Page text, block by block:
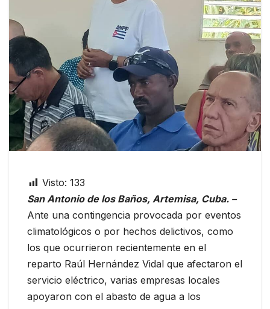
Visto: 133
San Antonio de los Baños, Artemisa, Cuba. –
Ante una contingencia provocada por eventos
climatológicos o por hechos delictivos, como
los que ocurrieron recientemente en el
reparto Raúl Hernández Vidal que afectaron el
servicio eléctrico, varias empresas locales
apoyaron con el abasto de agua a los